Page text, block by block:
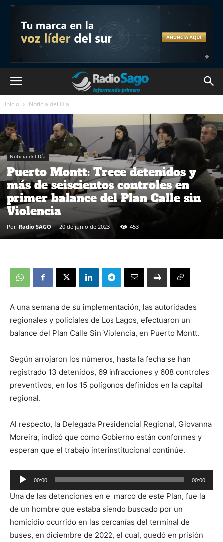
Inicio Noticia del Día
Noticia del Día
Puerto Montt: Trece detenidos y
más de seiscientos controles en
primer balance del Plan Calle sin
Violencia
Por Radio SAGO - 20 de junio de 2023 453
A una semana de su implementación, las autoridades
regionales y policiales de Los Lagos, efectuaron un
balance del Plan Calle Sin Violencia, en Puerto Montt.
Según arrojaron los números, hasta la fecha se han
registrado 13 detenidos, 69 infracciones y 608 controles
preventivos, en los 15 polígonos definidos en la capital
regional.
Al respecto, la Delegada Presidencial Regional, Giovanna
Moreira, indicó que como Gobierno están conformes y
esperan que el trabajo interinstitucional continúe.
Reproductor
de
audio
00:00 00:00
Una de las detenciones en el marco de este Plan, fue la
de un hombre que estaba siendo buscado por un
homicidio ocurrido en las cercanías del terminal de
buses, en diciembre de 2022, el cual, quedó en prisión